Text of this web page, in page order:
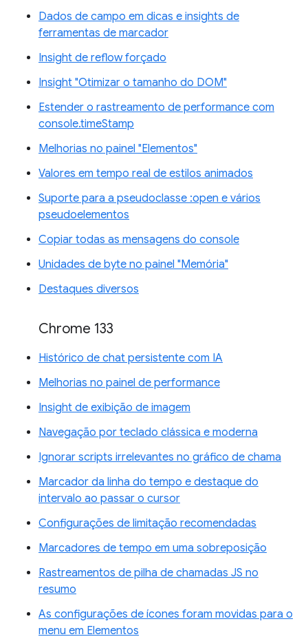
Dados de campo em dicas e insights de
ferramentas de marcador
Insight de reflow forçado
Insight "Otimizar o tamanho do DOM"
Estender o rastreamento de performance com
console.timeStamp
Melhorias no painel "Elementos"
Valores em tempo real de estilos animados
Suporte para a pseudoclasse :open e vários
pseudoelementos
Copiar todas as mensagens do console
Unidades de byte no painel "Memória"
Destaques diversos
Chrome 133
Histórico de chat persistente com IA
Melhorias no painel de performance
Insight de exibição de imagem
Navegação por teclado clássica e moderna
Ignorar scripts irrelevantes no gráfico de chama
Marcador da linha do tempo e destaque do
intervalo ao passar o cursor
Configurações de limitação recomendadas
Marcadores de tempo em uma sobreposição
Rastreamentos de pilha de chamadas JS no
resumo
As configurações de ícones foram movidas para o
menu em Elementos